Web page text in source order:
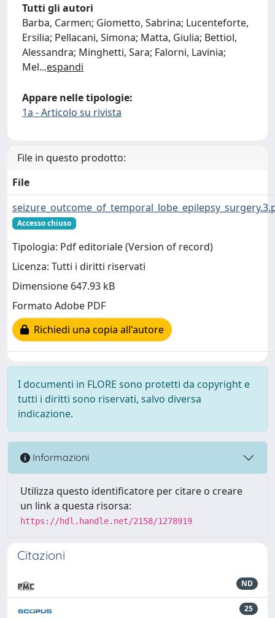
Tutti gli autori
Barba, Carmen; Giometto, Sabrina; Lucenteforte,
Ersilia; Pellacani, Simona; Matta, Giulia; Bettiol,
Alessandra; Minghetti, Sara; Falorni, Lavinia;
Mel...espandi
Appare nelle tipologie:
1a - Articolo su rivista
File in questo prodotto:
File
Accesso chiuso
Tipologia: Pdf editoriale (Version of record)
Licenza: Tutti i diritti riservati
Dimensione 647.93 kB
Formato Adobe PDF
Richiedi una copia all'autore
I documenti in FLORE sono protetti da copyright e
tutti i diritti sono riservati, salvo diversa
indicazione.
Informazioni
Utilizza questo identificatore per citare o creare
un link a questa risorsa:
https://hdl.handle.net/2158/1278919
Citazioni
ND
25